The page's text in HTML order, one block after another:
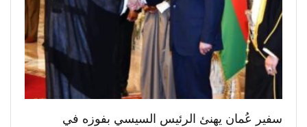
سفير عُمان يهنئ الرئيس السيسي بفوزه في